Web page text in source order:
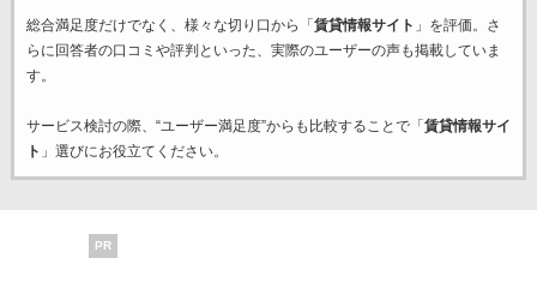
総合満足度だけでなく、様々な切り口から「 賃貸情報サイト 」を評価。さ
らに回答者の口コミや評判といった、実際のユーザーの声も掲載していま
す。
サービス検討の際、“ユーザー満足度”からも比較することで「 賃貸情報サイ
ト 」選びにお役立てください。
PR